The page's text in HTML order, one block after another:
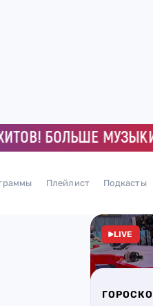
МУЗЫКИ!
Плейлист Подкасты
LIVE